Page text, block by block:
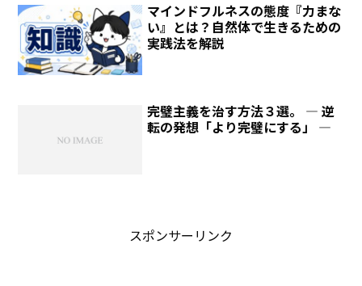
マインドフルネスの態度『力まな
い』とは？自然体で生きるための
実践法を解説
完璧主義を治す方法３選。 ― 逆
転の発想「より完璧にする」 ―
スポンサーリンク